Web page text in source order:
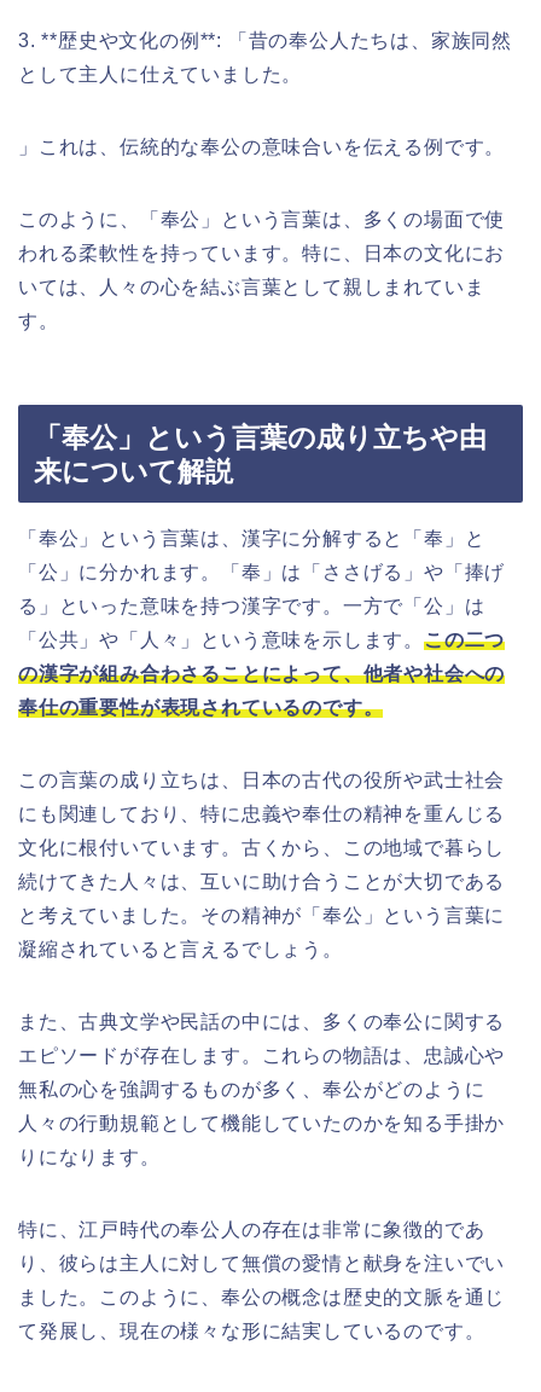
3. **歴史や文化の例**: 「昔の奉公人たちは、家族同然
として主人に仕えていました。
」これは、伝統的な奉公の意味合いを伝える例です。
このように、「奉公」という言葉は、多くの場面で使
われる柔軟性を持っています。特に、日本の文化にお
いては、人々の心を結ぶ言葉として親しまれていま
す。
「奉公」という言葉の成り立ちや由
来について解説
「奉公」という言葉は、漢字に分解すると「奉」と
「公」に分かれます。「奉」は「ささげる」や「捧げ
る」といった意味を持つ漢字です。一方で「公」は
「公共」や「人々」という意味を示します。 この二つ
の漢字が組み合わさることによって、他者や社会への
奉仕の重要性が表現されているのです。
この言葉の成り立ちは、日本の古代の役所や武士社会
にも関連しており、特に忠義や奉仕の精神を重んじる
文化に根付いています。古くから、この地域で暮らし
続けてきた人々は、互いに助け合うことが大切である
と考えていました。その精神が「奉公」という言葉に
凝縮されていると言えるでしょう。
また、古典文学や民話の中には、多くの奉公に関する
エピソードが存在します。これらの物語は、忠誠心や
無私の心を強調するものが多く、奉公がどのように
人々の行動規範として機能していたのかを知る手掛か
りになります。
特に、江戸時代の奉公人の存在は非常に象徴的であ
り、彼らは主人に対して無償の愛情と献身を注いでい
ました。このように、奉公の概念は歴史的文脈を通じ
て発展し、現在の様々な形に結実しているのです。